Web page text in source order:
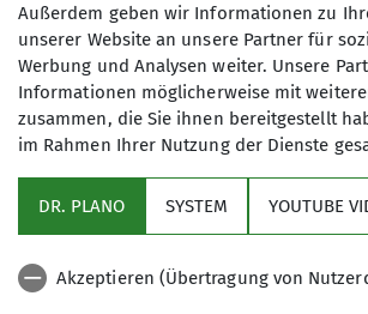
Ich will den Inhalt sehen
Gut zu wissen: Die
jederzeit in denDatenschutz-
Einstellungenangepasst
Außerdem geben wir Informationen zu
unserer Website an unsere Partner für
Werbung und Analysen weiter. Unsere
Informationen möglicherweise mit
zusammen, die Sie ihnen bereitgestellt
im Rahmen Ihrer Nutzung der Dienste
DR. PLANO SYSTEM YOUTUBE
Akzeptieren (Übertragung von